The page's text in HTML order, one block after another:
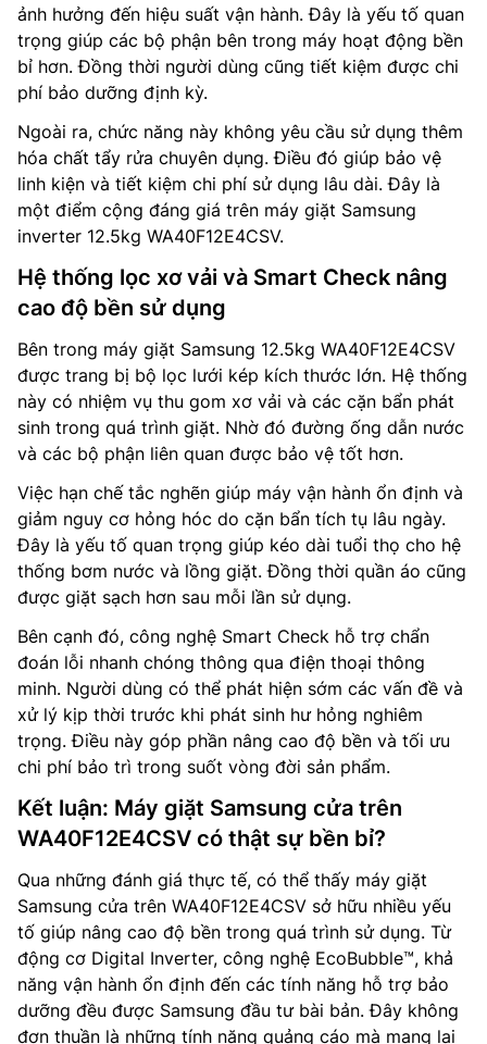
ảnh hưởng đến hiệu suất vận hành. Đây là yếu tố quan
trọng giúp các bộ phận bên trong máy hoạt động bền
bỉ hơn. Đồng thời người dùng cũng tiết kiệm được chi
phí bảo dưỡng định kỳ.
Ngoài ra, chức năng này không yêu cầu sử dụng thêm
hóa chất tẩy rửa chuyên dụng. Điều đó giúp bảo vệ
linh kiện và tiết kiệm chi phí sử dụng lâu dài. Đây là
một điểm cộng đáng giá trên máy giặt Samsung
inverter 12.5kg WA40F12E4CSV.
Hệ thống lọc xơ vải và Smart Check nâng
cao độ bền sử dụng
Bên trong máy giặt Samsung 12.5kg WA40F12E4CSV
được trang bị bộ lọc lưới kép kích thước lớn. Hệ thống
này có nhiệm vụ thu gom xơ vải và các cặn bẩn phát
sinh trong quá trình giặt. Nhờ đó đường ống dẫn nước
và các bộ phận liên quan được bảo vệ tốt hơn.
Việc hạn chế tắc nghẽn giúp máy vận hành ổn định và
giảm nguy cơ hỏng hóc do cặn bẩn tích tụ lâu ngày.
Đây là yếu tố quan trọng giúp kéo dài tuổi thọ cho hệ
thống bơm nước và lồng giặt. Đồng thời quần áo cũng
được giặt sạch hơn sau mỗi lần sử dụng.
Bên cạnh đó, công nghệ Smart Check hỗ trợ chẩn
đoán lỗi nhanh chóng thông qua điện thoại thông
minh. Người dùng có thể phát hiện sớm các vấn đề và
xử lý kịp thời trước khi phát sinh hư hỏng nghiêm
trọng. Điều này góp phần nâng cao độ bền và tối ưu
chi phí bảo trì trong suốt vòng đời sản phẩm.
Kết luận: Máy giặt Samsung cửa trên
WA40F12E4CSV có thật sự bền bỉ?
Qua những đánh giá thực tế, có thể thấy máy giặt
Samsung cửa trên WA40F12E4CSV sở hữu nhiều yếu
tố giúp nâng cao độ bền trong quá trình sử dụng. Từ
động cơ Digital Inverter, công nghệ EcoBubble™, khả
năng vận hành ổn định đến các tính năng hỗ trợ bảo
dưỡng đều được Samsung đầu tư bài bản. Đây không
đơn thuần là những tính năng quảng cáo mà mang lại